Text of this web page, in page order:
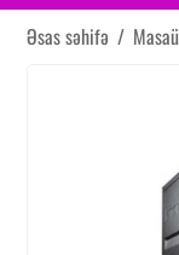
Əsas səhifə /